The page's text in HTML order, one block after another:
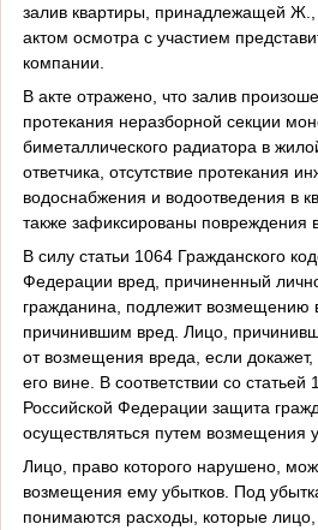
залив квартиры, принадлежащей Ж.,
актом осмотра с участием
компании.
В акте отражено, что залив
протекания неразборной секции
биметаллического радиатора в
ответчика, отсутствие протекания
водоснабжения и водоотведения в
также зафиксированы повреждения
В силу статьи 1064 Гражданского
Федерации вред, причиненный
гражданина, подлежит возмещению
причинившим вред. Лицо,
от возмещения вреда, если
его вине. В соответствии со статьей
Российской Федерации защита
осуществляться путем возмещения
Лицо, право которого нарушено,
возмещения ему убытков. Под
понимаются расходы, которые